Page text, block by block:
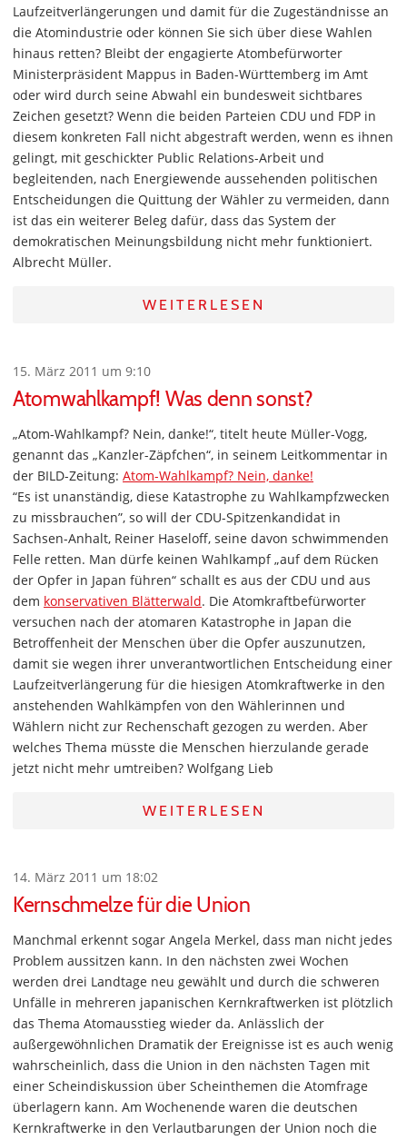
Laufzeitverlängerungen und damit für die Zugeständnisse an
die Atomindustrie oder können Sie sich über diese Wahlen
hinaus retten? Bleibt der engagierte Atombefürworter
Ministerpräsident Mappus in Baden-Württemberg im Amt
oder wird durch seine Abwahl ein bundesweit sichtbares
Zeichen gesetzt? Wenn die beiden Parteien CDU und FDP in
diesem konkreten Fall nicht abgestraft werden, wenn es ihnen
gelingt, mit geschickter Public Relations-Arbeit und
begleitenden, nach Energiewende aussehenden politischen
Entscheidungen die Quittung der Wähler zu vermeiden, dann
ist das ein weiterer Beleg dafür, dass das System der
demokratischen Meinungsbildung nicht mehr funktioniert.
Albrecht Müller.
WEITERLESEN
15. März 2011 um 9:10
Atomwahlkampf! Was denn sonst?
„Atom-Wahlkampf? Nein, danke!“, titelt heute Müller-Vogg,
genannt das „Kanzler-Zäpfchen“, in seinem Leitkommentar in
der BILD-Zeitung: Atom-Wahlkampf? Nein, danke!
“Es ist unanständig, diese Katastrophe zu Wahlkampfzwecken
zu missbrauchen”, so will der CDU-Spitzenkandidat in
Sachsen-Anhalt, Reiner Haseloff, seine davon schwimmenden
Felle retten. Man dürfe keinen Wahlkampf „auf dem Rücken
der Opfer in Japan führen“ schallt es aus der CDU und aus
dem konservativen Blätterwald. Die Atomkraftbefürworter
versuchen nach der atomaren Katastrophe in Japan die
Betroffenheit der Menschen über die Opfer auszunutzen,
damit sie wegen ihrer unverantwortlichen Entscheidung einer
Laufzeitverlängerung für die hiesigen Atomkraftwerke in den
anstehenden Wahlkämpfen von den Wählerinnen und
Wählern nicht zur Rechenschaft gezogen zu werden. Aber
welches Thema müsste die Menschen hierzulande gerade
jetzt nicht mehr umtreiben? Wolfgang Lieb
WEITERLESEN
14. März 2011 um 18:02
Kernschmelze für die Union
Manchmal erkennt sogar Angela Merkel, dass man nicht jedes
Problem aussitzen kann. In den nächsten zwei Wochen
werden drei Landtage neu gewählt und durch die schweren
Unfälle in mehreren japanischen Kernkraftwerken ist plötzlich
das Thema Atomausstieg wieder da. Anlässlich der
außergewöhnlichen Dramatik der Ereignisse ist es auch wenig
wahrscheinlich, dass die Union in den nächsten Tagen mit
einer Scheindiskussion über Scheinthemen die Atomfrage
überlagern kann. Am Wochenende waren die deutschen
Kernkraftwerke in den Verlautbarungen der Union noch die